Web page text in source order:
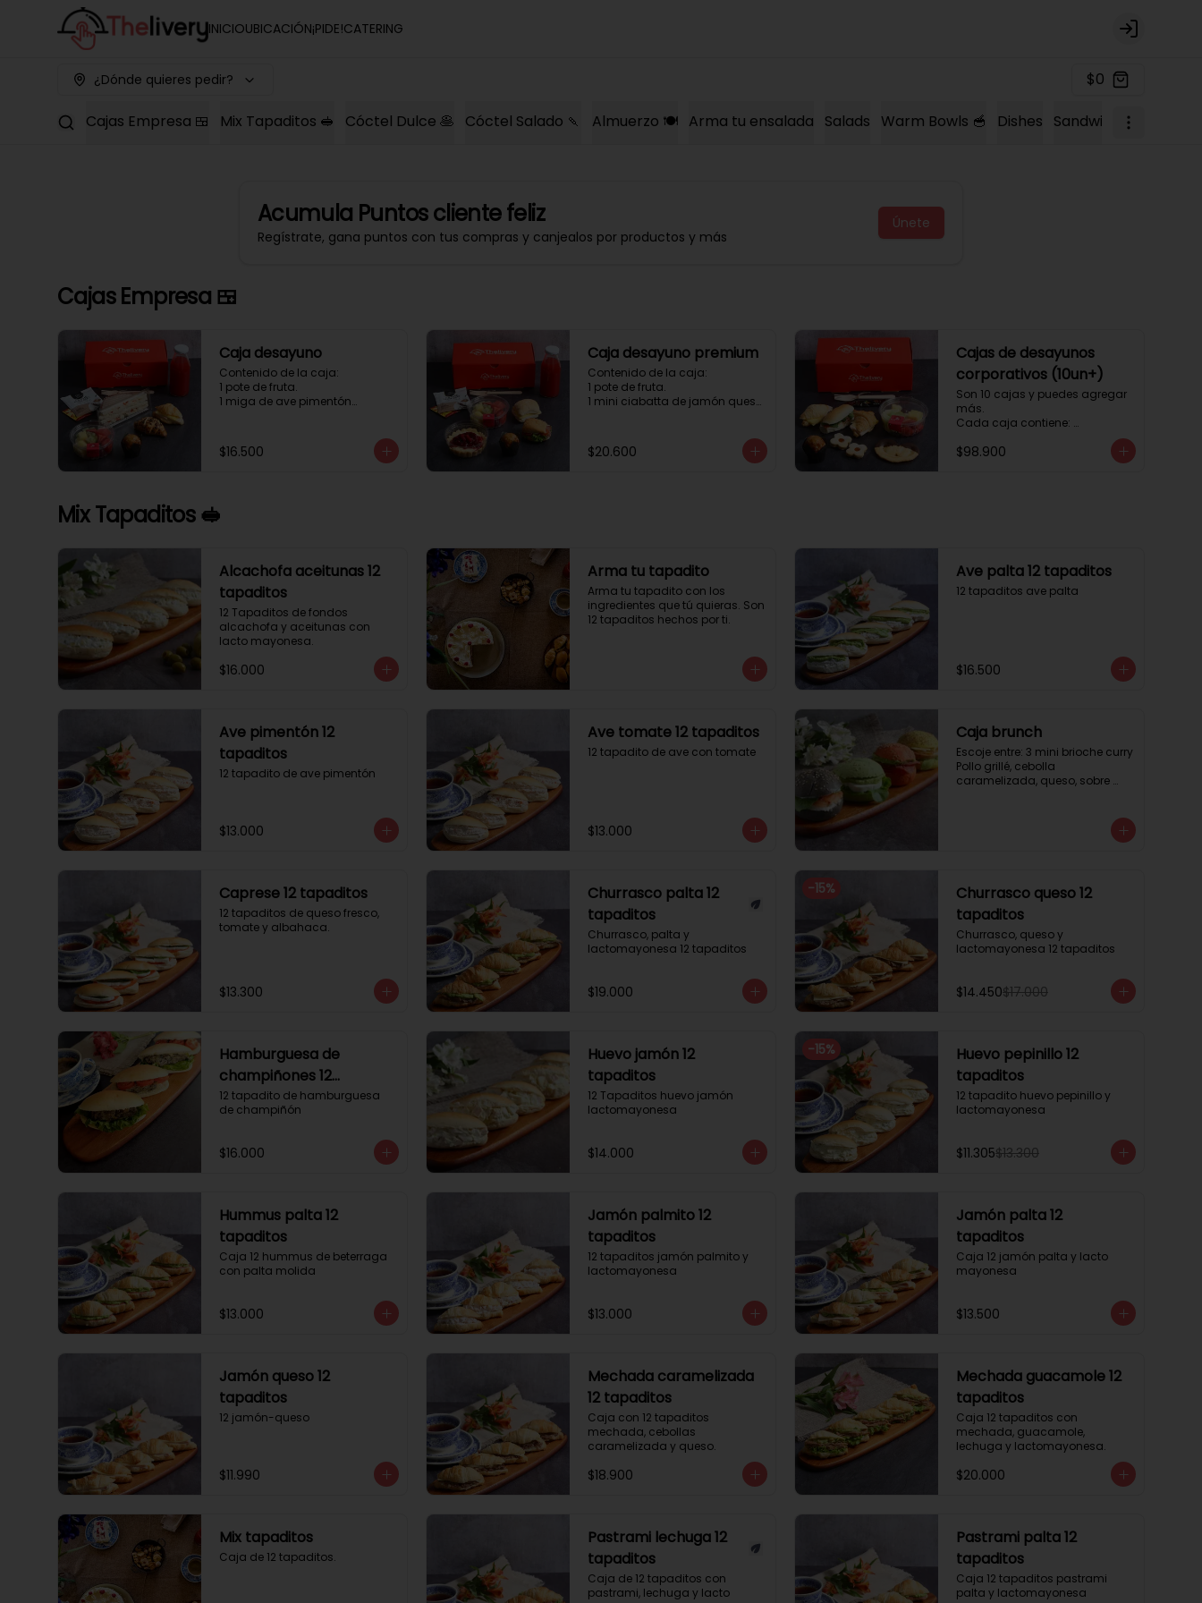
INICIOUBICACIÓN¡PIDE!CATERING Login
¿Dónde quieres pedir? $0
Cajas Empresa 🍱 Mix Tapaditos 🥪 Cóctel Dulce 🥞 Cóctel Salado 🍡 Almuerzo 🍽️ Arma tu ensalada Salads Warm Bowls 🥣 Dishes Sandwich 🍔
Acumula Puntos cliente feliz
Regístrate, gana puntos con tus compras y canjealos por productos y más
Únete
Cajas Empresa 🍱
Caja desayuno
Contenido de la caja:
1 pote de fruta.
1 miga de ave pimentón
1 mini muffin
1 sobre de té y café
$16.500
Caja desayuno premium
Contenido de la caja:
1 pote de fruta.
1 mini ciabatta de jamón queso
1 mini muffin
1 cheesecake
$20.600
Cajas de desayunos
corporativos (10un+)
Son 10 cajas y puedes agregar
más.
Cada caja contiene:
2 mini croissant jamón queso.
Estos desayunos no los
vendemos por unidad, desde 10
cajas.
$98.900
Mix Tapaditos 🥪
Alcachofa aceitunas 12
tapaditos
12 Tapaditos de fondos
alcachofa y aceitunas con
lacto mayonesa.
$16.000
Arma tu tapadito
Arma tu tapadito con los
ingredientes que tú quieras. Son
12 tapaditos hechos por ti.
Ave palta 12 tapaditos
12 tapaditos ave palta
$16.500
Ave pimentón 12
tapaditos
12 tapadito de ave pimentón
$13.000
Ave tomate 12 tapaditos
12 tapadito de ave con tomate
$13.000
Caja brunch
Escoje entre: 3 mini brioche curry
Pollo grillé, cebolla
caramelizada, queso, sobre
Pastrami, lactonesa, tomate y
3 mini brioche tinta calamar.
Salmon ahumado, queso
crema, hojas de rúcula
Caprese 12 tapaditos
12 tapaditos de queso fresco,
tomate y albahaca.
$13.300
Churrasco palta 12
tapaditos
Churrasco, palta y
lactomayonesa 12 tapaditos
$19.000
-15%
Churrasco queso 12
tapaditos
Churrasco, queso y
lactomayonesa 12 tapaditos
$14.450$17.000
Hamburguesa de
champiñones 12
tapaditos
12 tapadito de hamburguesa
de champiñón
$16.000
Huevo jamón 12
tapaditos
12 Tapaditos huevo jamón
lactomayonesa
$14.000
-15%
Huevo pepinillo 12
tapaditos
12 tapadito huevo pepinillo y
lactomayonesa
$11.305$13.300
Hummus palta 12
tapaditos
Caja 12 hummus de beterraga
con palta molida
$13.000
Jamón palmito 12
tapaditos
12 tapaditos jamón palmito y
lactomayonesa
$13.000
Jamón palta 12
tapaditos
Caja 12 jamón palta y lacto
mayonesa
$13.500
Jamón queso 12
tapaditos
12 jamón-queso
$11.990
Mechada caramelizada
12 tapaditos
Caja con 12 tapaditos
mechada, cebollas
caramelizada y queso.
$18.900
Mechada guacamole 12
tapaditos
Caja 12 tapaditos con
mechada, guacamole,
lechuga y lactomayonesa.
$20.000
Mix tapaditos
Caja de 12 tapaditos.
Pastrami lechuga 12
tapaditos
Caja de 12 tapaditos con
pastrami, lechuga y lacto
Pastrami palta 12
tapaditos
Caja 12 tapaditos pastrami
palta y lactomayonesa